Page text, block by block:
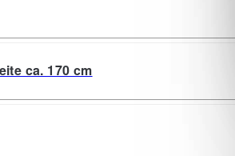
ca. 170 cm